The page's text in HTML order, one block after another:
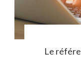
Le